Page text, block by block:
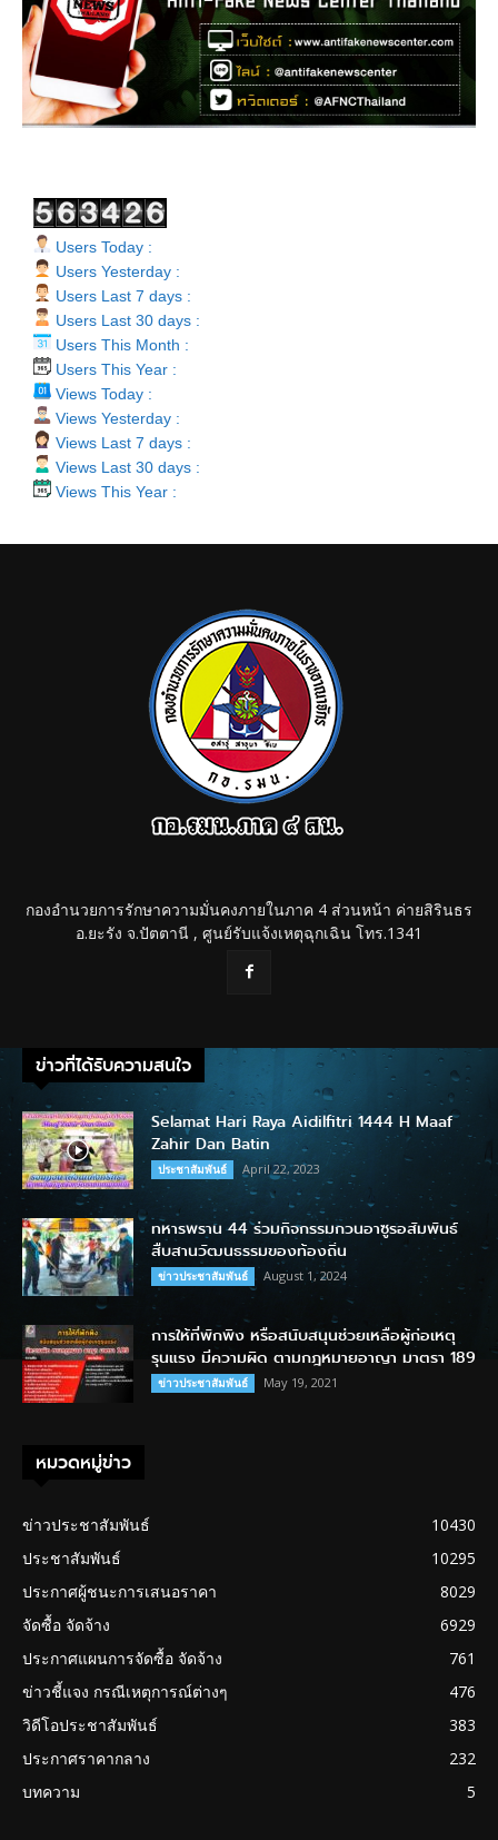
Users Today :
Users Yesterday :
Users Last 7 days :
Users Last 30 days :
Users This Month :
Users This Year :
Views Today :
Views Yesterday :
Views Last 7 days :
Views Last 30 days :
Views This Year :
กองอำนวยการรักษาความมั่นคงภายในภาค 4 ส่วนหน้า ค่ายสิรินธร
อ.ยะรัง จ.ปัตตานี , ศูนย์รับแจ้งเหตุฉุกเฉิน โทร.1341
ข่าวที่ได้รับความสนใจ
Selamat Hari Raya Aidilfitri 1444 H Maaf
Zahir Dan Batin
ประชาสัมพันธ์ April 22, 2023
ทหารพราน 44 ร่วมกิจกรรมกวนอาซูรอสัมพันธ์
สืบสานวัฒนธรรมของท้องถิ่น
ข่าวประชาสัมพันธ์ August 1, 2024
การให้ที่พักพิง หรือสนับสนุนช่วยเหลือผู้ก่อเหตุ
รุนแรง มีความผิด ตามกฎหมายอาญา มาตรา 189
ข่าวประชาสัมพันธ์ May 19, 2021
หมวดหมู่ข่าว
ข่าวประชาสัมพันธ์
10430
ประชาสัมพันธ์
10295
ประกาศผู้ชนะการเสนอราคา
8029
จัดซื้อ จัดจ้าง
6929
ประกาศแผนการจัดซื้อ จัดจ้าง
761
ข่าวชี้แจง กรณีเหตุการณ์ต่างๆ
476
วิดีโอประชาสัมพันธ์
383
ประกาศราคากลาง
232
บทความ
5